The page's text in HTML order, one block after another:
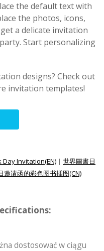
the default text with
the photos, icons,
a delicate invitation
Start personalizing
designs? Check out
invitation templates!
Invitation(EN) | 世界圖書日
邀请函的彩色图书插图(CN)
dostosować w ciągu